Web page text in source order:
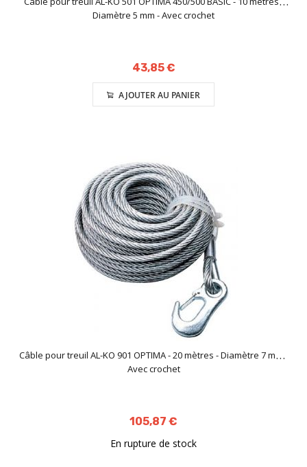
Diamètre 5 mm - Avec crochet
43,85 €
AJOUTER AU PANIER
Câble pour treuil AL-KO 901 OPTIMA - 20 mètres - Diamètre 7 mm -
Avec crochet
105,87 €
En rupture de stock